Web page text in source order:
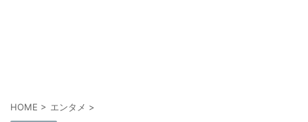
HOME > エンタメ >